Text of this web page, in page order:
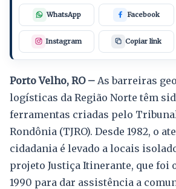
WhatsApp Facebook
Instagram Copiar link
Porto Velho, RO – As barreiras
logísticas da Região Norte têm
ferramentas criadas pelo
Rondônia (TJRO). Desde 1982, o
cidadania é levado a locais
projeto Justiça Itinerante, que foi
1990 para dar assistência a